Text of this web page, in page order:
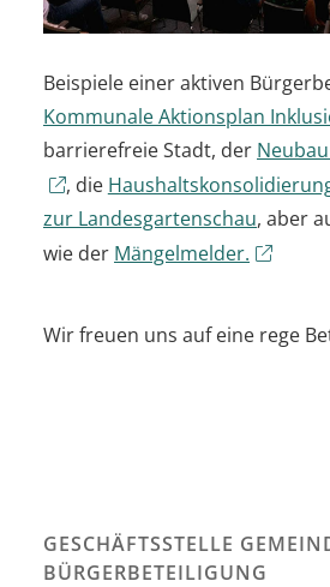
Beispiele einer aktiven
Kommunale Aktionsplan
barrierefreie Stadt, der
, die
zur Landesgartenschau, aber
wie der Mängelmelder.
Wir freuen uns auf eine rege
GESCHÄFTSSTELLE
BÜRGERBETEILIGUNG